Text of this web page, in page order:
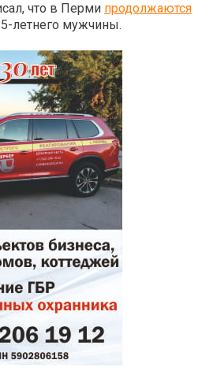
что в Перми продолжаются
летнего мужчины.